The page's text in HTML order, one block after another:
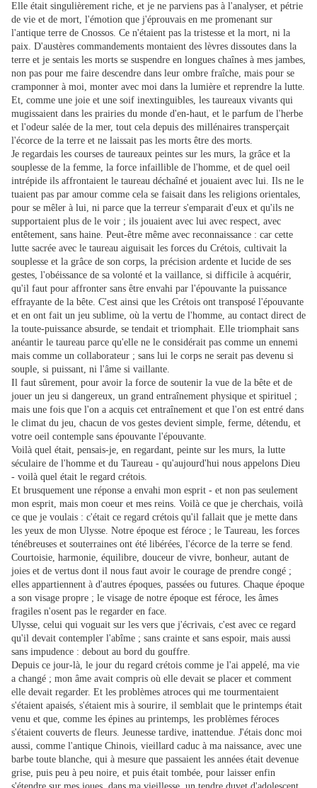
Elle était singulièrement riche, et je ne parviens pas à l'analyser, et pétrie
de vie et de mort, l'émotion que j'éprouvais en me promenant sur
l'antique terre de Cnossos. Ce n'étaient pas la tristesse et la mort, ni la
paix. D'austères commandements montaient des lèvres dissoutes dans la
terre et je sentais les morts se suspendre en longues chaînes à mes jambes,
non pas pour me faire descendre dans leur ombre fraîche, mais pour se
cramponner à moi, monter avec moi dans la lumière et reprendre la lutte.
Et, comme une joie et une soif inextinguibles, les taureaux vivants qui
mugissaient dans les prairies du monde d'en-haut, et le parfum de l'herbe
et l'odeur salée de la mer, tout cela depuis des millénaires transperçait
l'écorce de la terre et ne laissait pas les morts être des morts.
Je regardais les courses de taureaux peintes sur les murs, la grâce et la
souplesse de la femme, la force infaillible de l'homme, et de quel oeil
intrépide ils affrontaient le taureau déchaîné et jouaient avec lui. Ils ne le
tuaient pas par amour comme cela se faisait dans les religions orientales,
pour se mêler à lui, ni parce que la terreur s'emparait d'eux et qu'ils ne
supportaient plus de le voir ; ils jouaient avec lui avec respect, avec
entêtement, sans haine. Peut-être même avec reconnaissance : car cette
lutte sacrée avec le taureau aiguisait les forces du Crétois, cultivait la
souplesse et la grâce de son corps, la précision ardente et lucide de ses
gestes, l'obéissance de sa volonté et la vaillance, si difficile à acquérir,
qu'il faut pour affronter sans être envahi par l'épouvante la puissance
effrayante de la bête. C'est ainsi que les Crétois ont transposé l'épouvante
et en ont fait un jeu sublime, où la vertu de l'homme, au contact direct de
la toute-puissance absurde, se tendait et triomphait. Elle triomphait sans
anéantir le taureau parce qu'elle ne le considérait pas comme un ennemi
mais comme un collaborateur ; sans lui le corps ne serait pas devenu si
souple, si puissant, ni l'âme si vaillante.
Il faut sûrement, pour avoir la force de soutenir la vue de la bête et de
jouer un jeu si dangereux, un grand entraînement physique et spirituel ;
mais une fois que l'on a acquis cet entraînement et que l'on est entré dans
le climat du jeu, chacun de vos gestes devient simple, ferme, détendu, et
votre oeil contemple sans épouvante l'épouvante.
Voilà quel était, pensais-je, en regardant, peinte sur les murs, la lutte
séculaire de l'homme et du Taureau - qu'aujourd'hui nous appelons Dieu
- voilà quel était le regard crétois.
Et brusquement une réponse a envahi mon esprit - et non pas seulement
mon esprit, mais mon coeur et mes reins. Voilà ce que je cherchais, voilà
ce que je voulais : c'était ce regard crétois qu'il fallait que je mette dans
les yeux de mon Ulysse. Notre époque est féroce ; le Taureau, les forces
ténébreuses et souterraines ont été libérées, l'écorce de la terre se fend.
Courtoisie, harmonie, équilibre, douceur de vivre, bonheur, autant de
joies et de vertus dont il nous faut avoir le courage de prendre congé ;
elles appartiennent à d'autres époques, passées ou futures. Chaque époque
a son visage propre ; le visage de notre époque est féroce, les âmes
fragiles n'osent pas le regarder en face.
Ulysse, celui qui voguait sur les vers que j'écrivais, c'est avec ce regard
qu'il devait contempler l'abîme ; sans crainte et sans espoir, mais aussi
sans impudence : debout au bord du gouffre.
Depuis ce jour-là, le jour du regard crétois comme je l'ai appelé, ma vie
a changé ; mon âme avait compris où elle devait se placer et comment
elle devait regarder. Et les problèmes atroces qui me tourmentaient
s'étaient apaisés, s'étaient mis à sourire, il semblait que le printemps était
venu et que, comme les épines au printemps, les problèmes féroces
s'étaient couverts de fleurs. Jeunesse tardive, inattendue. J'étais donc moi
aussi, comme l'antique Chinois, vieillard caduc à ma naissance, avec une
barbe toute blanche, qui à mesure que passaient les années était devenue
grise, puis peu à peu noire, et puis était tombée, pour laisser enfin